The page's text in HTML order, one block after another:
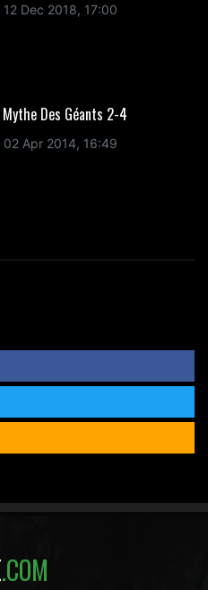
12 Dec 2018, 17:00
Mythe Des Géants 2-4
02 Apr 2014, 16:49
.COM